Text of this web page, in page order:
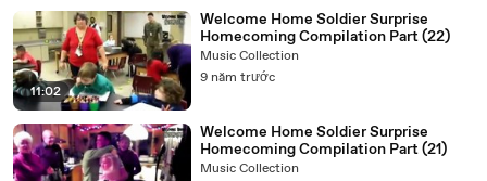
11:02
Welcome Home Soldier Surprise
Homecoming Compilation Part (22)
Music Collection
9 năm trước
Welcome Home Soldier Surprise
Homecoming Compilation Part (21)
Music Collection